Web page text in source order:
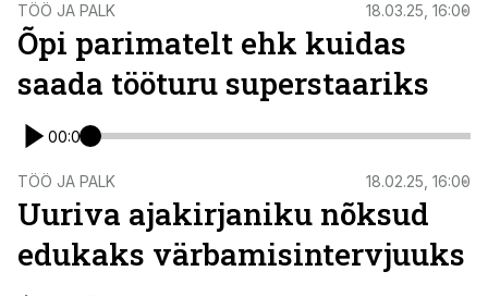
TÖÖ JA PALK 18.03.25, 16:00
Õpi parimatelt ehk kuidas
saada tööturu superstaariks
00:00
TÖÖ JA PALK 18.02.25, 16:00
Uuriva ajakirjaniku nõksud
edukaks värbamisintervjuuks